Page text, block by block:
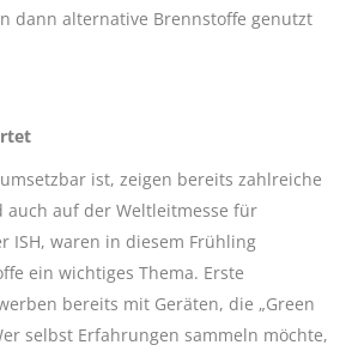
dann alternative Brennstoffe genutzt
ist, zeigen bereits zahlreiche
auch auf der Weltleitmesse für
ISH, waren in diesem Frühling
ein wichtiges Thema. Erste
bereits mit Geräten, die „Green
selbst Erfahrungen sammeln möchte,